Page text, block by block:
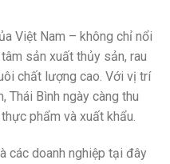
Việt Nam – không chỉ nổi
sản xuất thủy sản, rau
chất lượng cao. Với vị trí
Thái Bình ngày càng thu
phẩm và xuất khẩu.
các doanh nghiệp tại đây